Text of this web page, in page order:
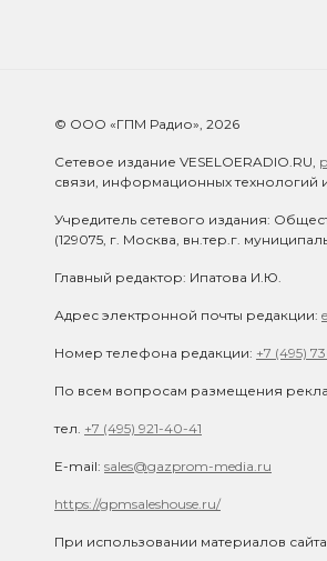
© ООО «ГПМ Радио», 2026
Сетевое издание VESELOERADIO.RU,
связи, информационных технологий
Учредитель сетевого издания:
(129075, г. Москва, вн.тер.г.
Главный редактор: Ипатова И.Ю.
Адрес электронной почты редакции:
Номер телефона редакции: +7 (495)
По всем вопросам размещения
тел. +7 (495) 921-40-41
E-mail: sales@gazprom-media.ru
https://gpmsaleshouse.ru/
При использовании материалов